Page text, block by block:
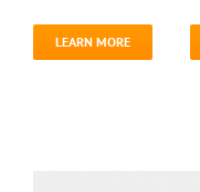
LEARN MORE